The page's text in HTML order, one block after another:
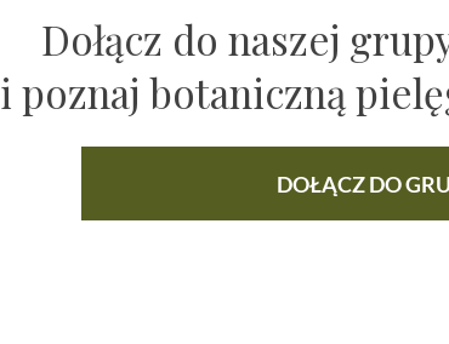
Dołącz do naszej
i poznaj botaniczną
DOŁĄCZ DO